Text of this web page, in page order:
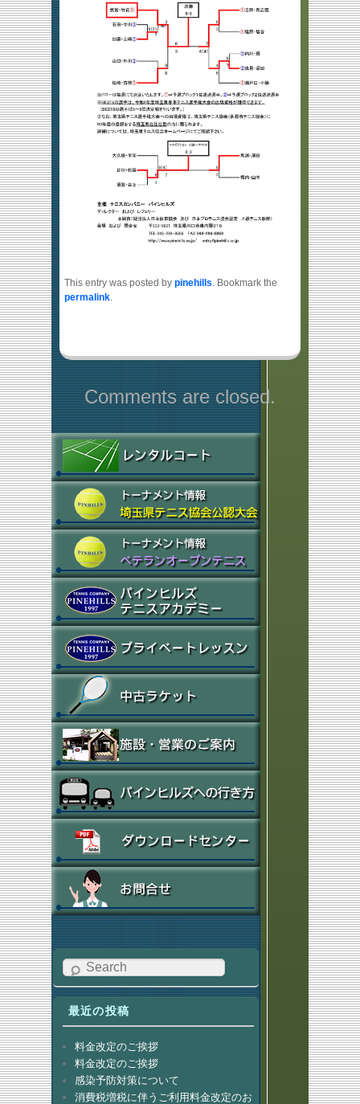
This entry was posted by pinehills . Bookmark the
permalink.
Comments are closed.
Search
最近の投稿
料金改定のご挨拶
料金改定のご挨拶
感染予防対策について
消費税増税に伴うご利用料金改定のお